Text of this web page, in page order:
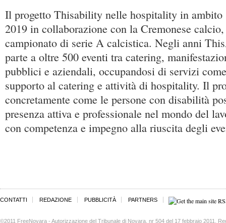
Il progetto Thisability nelle hospitality in ambito
2019 in collaborazione con la Cremonese
campionato di serie A calcistica. Negli anni
parte a oltre 500 eventi tra catering,
pubblici e aziendali, occupandosi di servizi
supporto al catering e attività di hospitality. Il
concretamente come le persone con disabilità
presenza attiva e professionale nel mondo del
con competenza e impegno alla riuscita degli
CONTATTI REDAZIONE PUBBLICITÀ PARTNERS
©2011 FreeNovara - Autorizzazione del Tribunale di Novara, nr 504 del 17 febbraio 2011.